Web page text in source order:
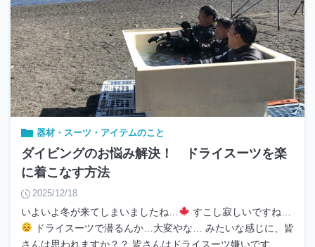
器材・スーツ・アイテムのこと
ダイビングのお悩み解決！ ドライスーツを楽
に着こなす方法
2025/12/18
いよいよ冬が来てしまいましたね…
すこし寂しいですね…
ドライスーツで潜るんか…大変やな… みたいな感じに、皆
さんは思われますか？？ 皆さんはドライスーツ嫌いです